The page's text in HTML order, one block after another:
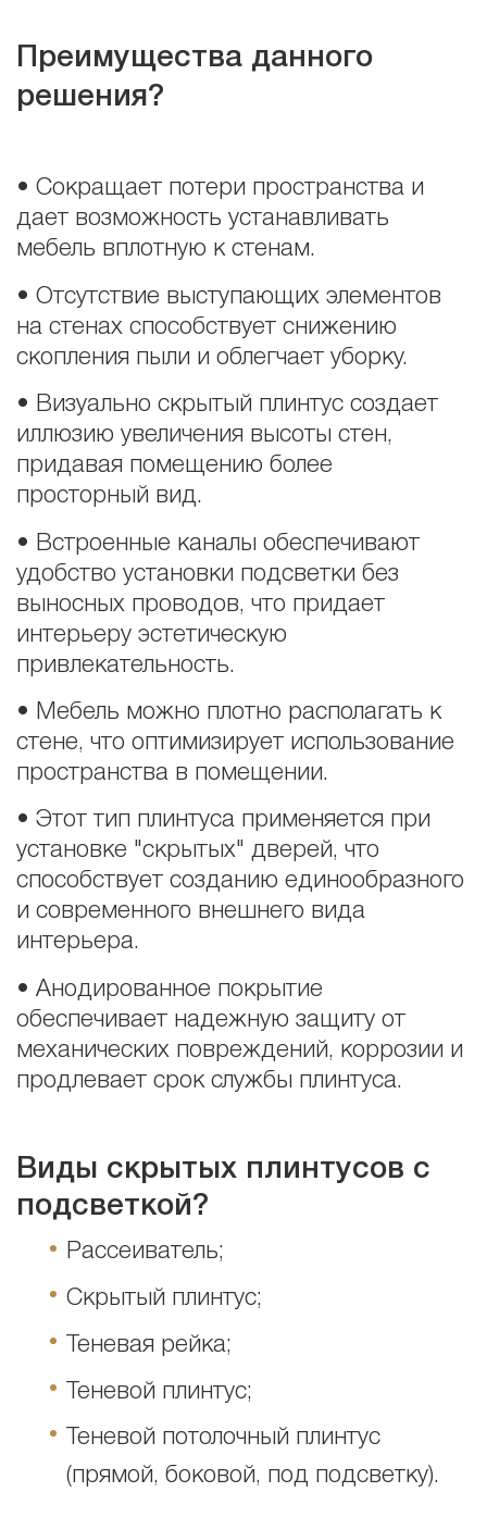
Преимущества данного
решения?
• Сокращает потери пространства и
дает возможность устанавливать
мебель вплотную к стенам.
• Отсутствие выступающих элементов
на стенах способствует снижению
скопления пыли и облегчает уборку.
• Визуально скрытый плинтус создает
иллюзию увеличения высоты стен,
придавая помещению более
просторный вид.
• Встроенные каналы обеспечивают
удобство установки подсветки без
выносных проводов, что придает
интерьеру эстетическую
привлекательность.
• Мебель можно плотно располагать к
стене, что оптимизирует использование
пространства в помещении.
• Этот тип плинтуса применяется при
установке "скрытых" дверей, что
способствует созданию единообразного
и современного внешнего вида
интерьера.
• Анодированное покрытие
обеспечивает надежную защиту от
механических повреждений, коррозии и
продлевает срок службы плинтуса.
Виды скрытых плинтусов с
подсветкой?
Рассеиватель;
Скрытый плинтус;
Теневая рейка;
Теневой плинтус;
Теневой потолочный плинтус
(прямой, боковой, под подсветку).